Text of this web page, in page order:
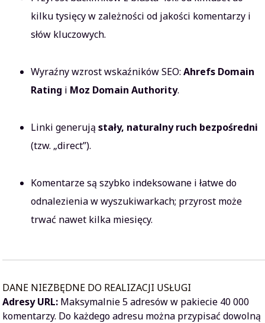
kilku tysięcy w zależności od jakości komentarzy i
słów kluczowych.
Wyraźny wzrost wskaźników SEO:Ahrefs Domain
Rating i Moz Domain Authority.
Linki generująstały, naturalny ruch bezpośredni
(tzw. „direct”).
Komentarze są szybko indeksowane i łatwe do
odnalezienia w wyszukiwarkach; przyrost może
trwać nawet kilka miesięcy.
DANE NIEZBĘDNE DO REALIZACJI USŁUGI
Adresy URL: Maksymalnie 5 adresów w pakiecie 40 000
komentarzy. Do każdego adresu można przypisać dowolną